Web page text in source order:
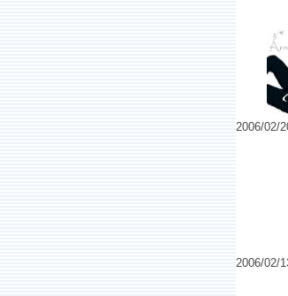
2006/02/
2006/02/